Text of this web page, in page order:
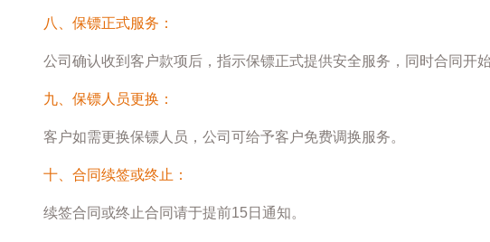
八、保镖正式服务：
公司确认收到客户款项后，指示保镖正式提供安全服务，同时合同开始
九、保镖人员更换：
客户如需更换保镖人员，公司可给予客户免费调换服务。
十、合同续签或终止：
续签合同或终止合同请于提前15日通知。